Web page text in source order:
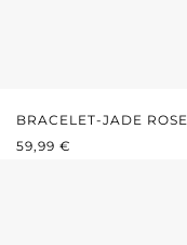
BRACELET-JADE ROSE
PRIX RÉGULIER :
59,99 €